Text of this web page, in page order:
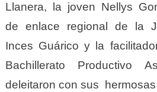
Llanera, la joven Nellys
de enlace regional de la
Inces Guárico y la
Bachillerato Productivo
deleitaron con sus